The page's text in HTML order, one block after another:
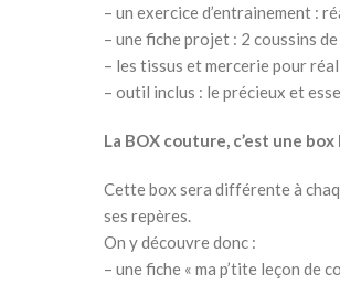
– un exercice d’entrainement :
– une fiche projet : 2 coussins
– les tissus et mercerie pour
– outil inclus : le précieux et
La BOX couture, c’est une
Cette box sera différente à
ses repères.
On y découvre donc :
– une fiche « ma p’tite leçon de